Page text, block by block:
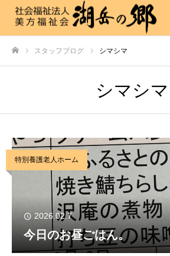
スタッフブログ シマシマ
シマシマ
特別養護老人ホーム
2026.02.7
今日のお昼ごはん。